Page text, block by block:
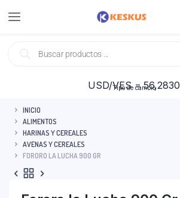
Tipo de cambio
USD/VES = 56,2830
INICIO
ALIMENTOS
HARINAS Y CEREALES
AVENAS Y CEREALES
FORORO LA LUCHA 900 GR